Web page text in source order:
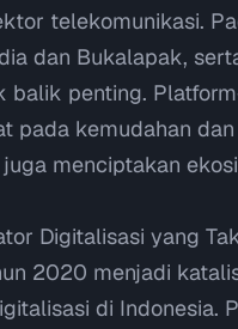
telekomunikasi.
dan Bukalapak,
balik penting.
pada kemudahan
menciptakan
Digitalisasi yang
2020 menjadi
di Indonesia.